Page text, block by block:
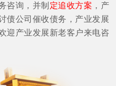
咨询，并制 定追收方案 ，产
债公司催收债务，产业发展
迎产业发展新老客户来电咨